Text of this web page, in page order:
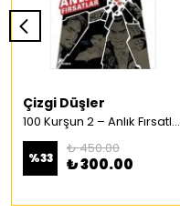
Çizgi Düşler
100 Kurşun 2 – Anlık Fırsatlar Türkçe Çizgi Roman
%33
₺ 450.00
₺ 300.00